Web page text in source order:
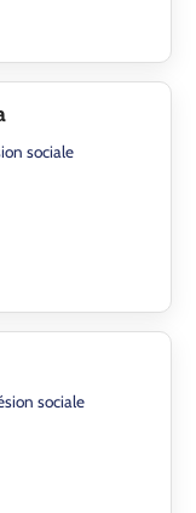
sociale
sociale